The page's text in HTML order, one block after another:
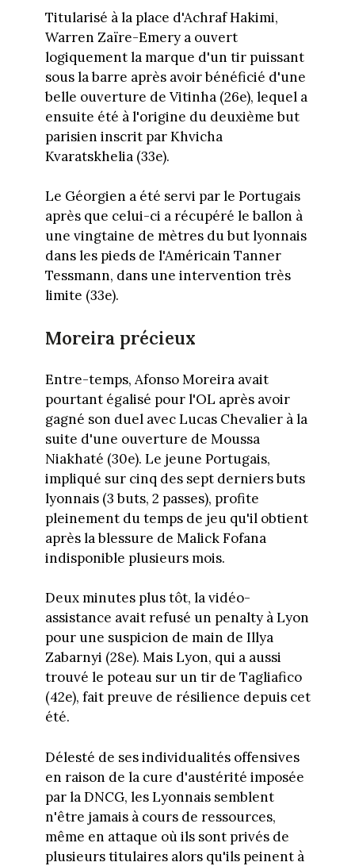
Titularisé à la place d'Achraf Hakimi,
Warren Zaïre-Emery a ouvert
logiquement la marque d'un tir puissant
sous la barre après avoir bénéficié d'une
belle ouverture de Vitinha (26e), lequel a
ensuite été à l'origine du deuxième but
parisien inscrit par Khvicha
Kvaratskhelia (33e).
Le Géorgien a été servi par le Portugais
après que celui-ci a récupéré le ballon à
une vingtaine de mètres du but lyonnais
dans les pieds de l'Américain Tanner
Tessmann, dans une intervention très
limite (33e).
Moreira précieux
Entre-temps, Afonso Moreira avait
pourtant égalisé pour l'OL après avoir
gagné son duel avec Lucas Chevalier à la
suite d'une ouverture de Moussa
Niakhaté (30e). Le jeune Portugais,
impliqué sur cinq des sept derniers buts
lyonnais (3 buts, 2 passes), profite
pleinement du temps de jeu qu'il obtient
après la blessure de Malick Fofana
indisponible plusieurs mois.
Deux minutes plus tôt, la vidéo-
assistance avait refusé un penalty à Lyon
pour une suspicion de main de Illya
Zabarnyi (28e). Mais Lyon, qui a aussi
trouvé le poteau sur un tir de Tagliafico
(42e), fait preuve de résilience depuis cet
été.
Délesté de ses individualités offensives
en raison de la cure d'austérité imposée
par la DNCG, les Lyonnais semblent
n'être jamais à cours de ressources,
même en attaque où ils sont privés de
plusieurs titulaires alors qu'ils peinent à